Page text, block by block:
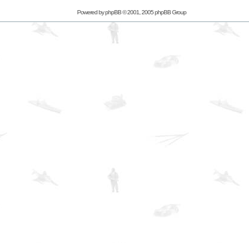
Powered byphpBB© 2001, 2005 phpBB Group